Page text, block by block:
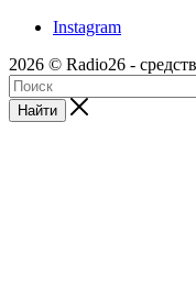
Instagram
2026 © Radio26 -
Найти